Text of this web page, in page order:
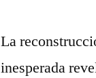
La
inesperada